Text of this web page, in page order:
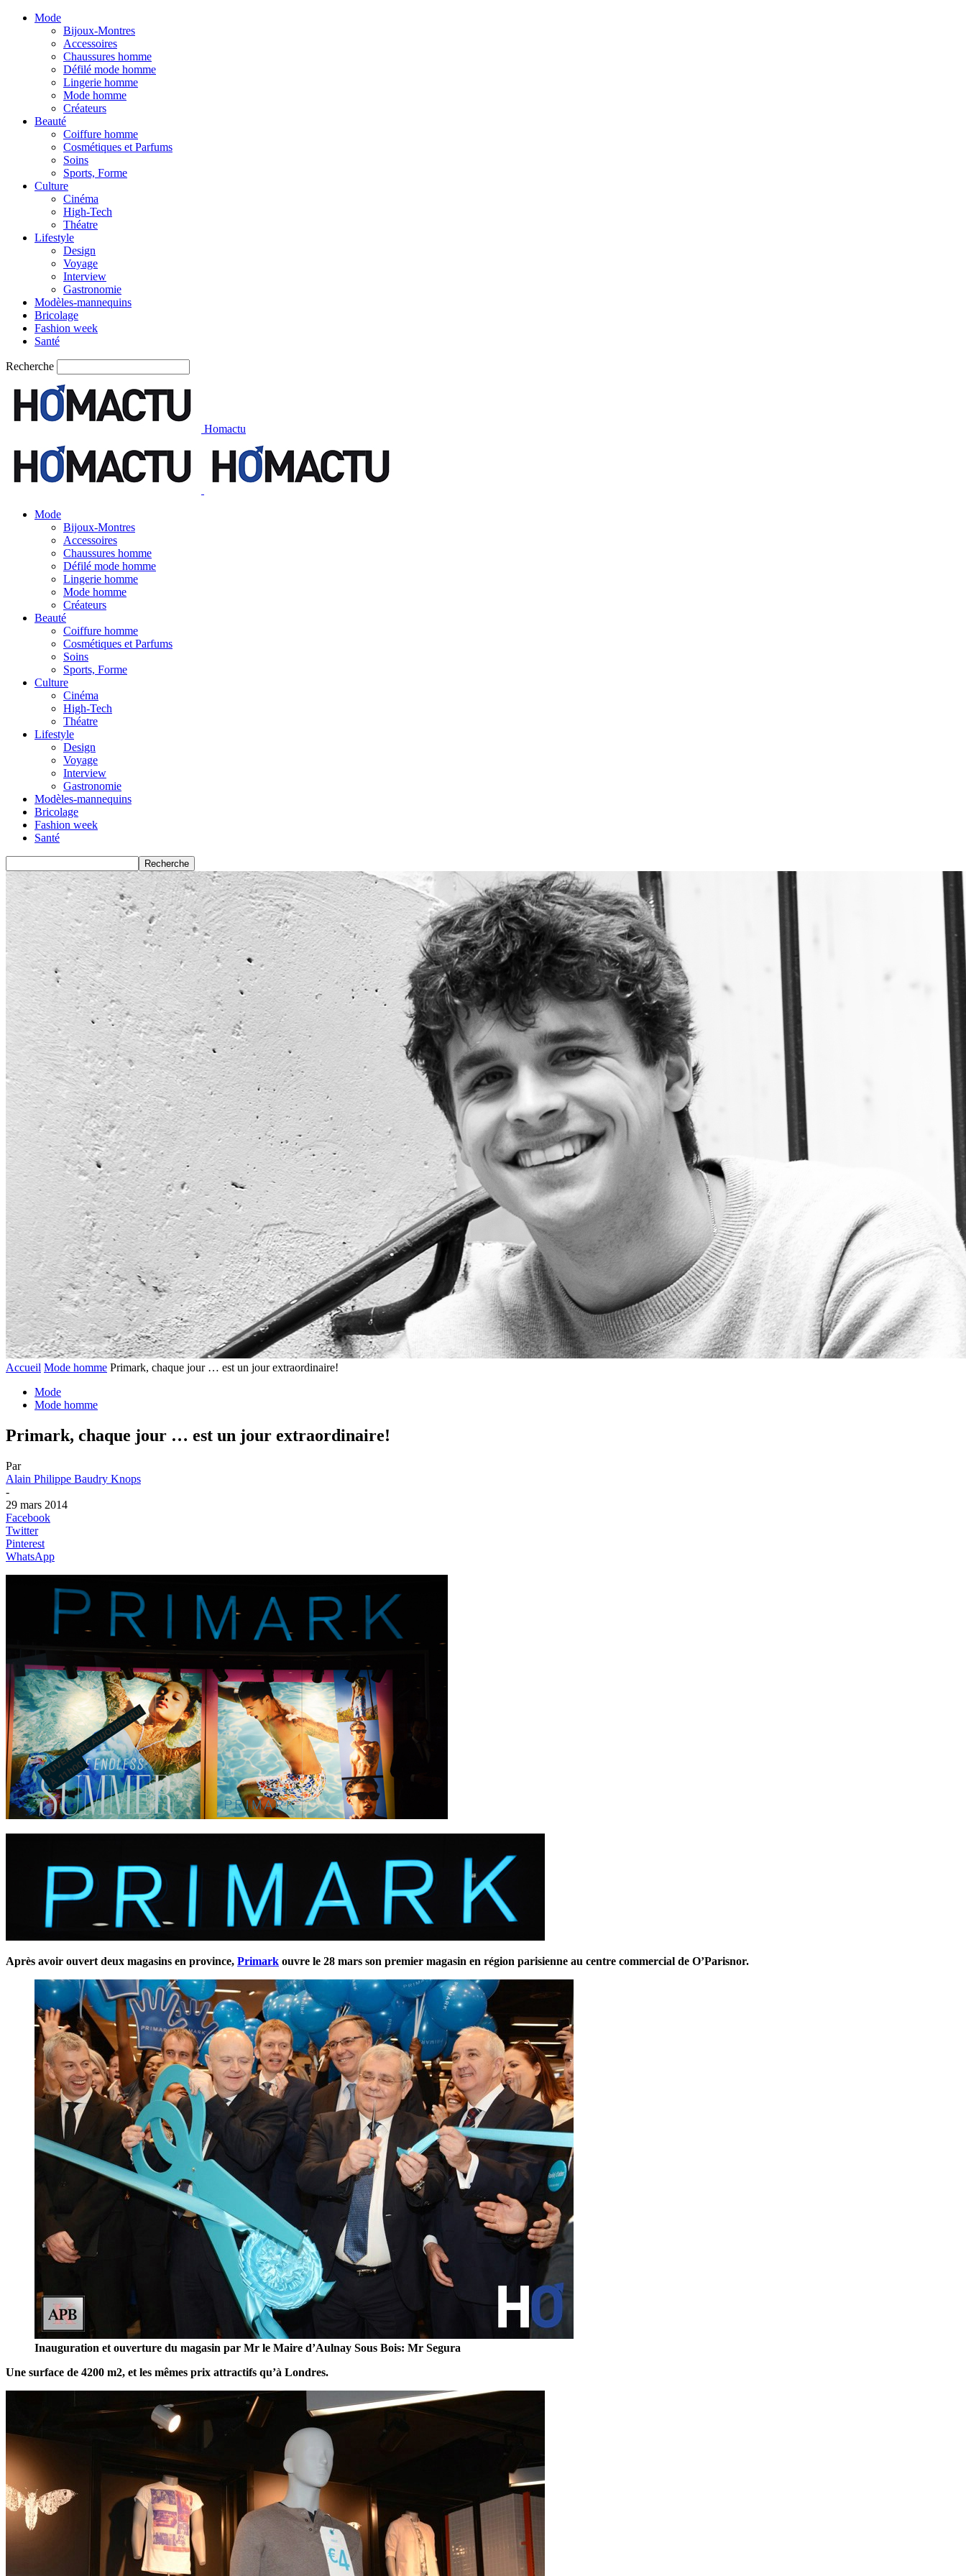
Mode
Bijoux-Montres
Accessoires
Chaussures homme
Défilé mode homme
Lingerie homme
Mode homme
Créateurs
Beauté
Coiffure homme
Cosmétiques et Parfums
Soins
Sports, Forme
Culture
Cinéma
High-Tech
Théatre
Lifestyle
Design
Voyage
Interview
Gastronomie
Modèles-mannequins
Bricolage
Fashion week
Santé
Recherche
Homactu
Mode
Bijoux-Montres
Accessoires
Chaussures homme
Défilé mode homme
Lingerie homme
Mode homme
Créateurs
Beauté
Coiffure homme
Cosmétiques et Parfums
Soins
Sports, Forme
Culture
Cinéma
High-Tech
Théatre
Lifestyle
Design
Voyage
Interview
Gastronomie
Modèles-mannequins
Bricolage
Fashion week
Santé
Accueil Mode homme Primark, chaque jour … est un jour extraordinaire!
Mode
Mode homme
Primark, chaque jour … est un jour extraordinaire!
Par
Alain Philippe Baudry Knops
-
29 mars 2014
Facebook
Twitter
Pinterest
WhatsApp
Après avoir ouvert deux magasins en province, Primark ouvre le 28 mars son premier magasin en région parisienne au centre commercial de O’Parisnor.
Inauguration et ouverture du magasin par Mr le Maire d’Aulnay Sous Bois: Mr Segura
Une surface de 4200 m2, et les mêmes prix attractifs qu’à Londres.